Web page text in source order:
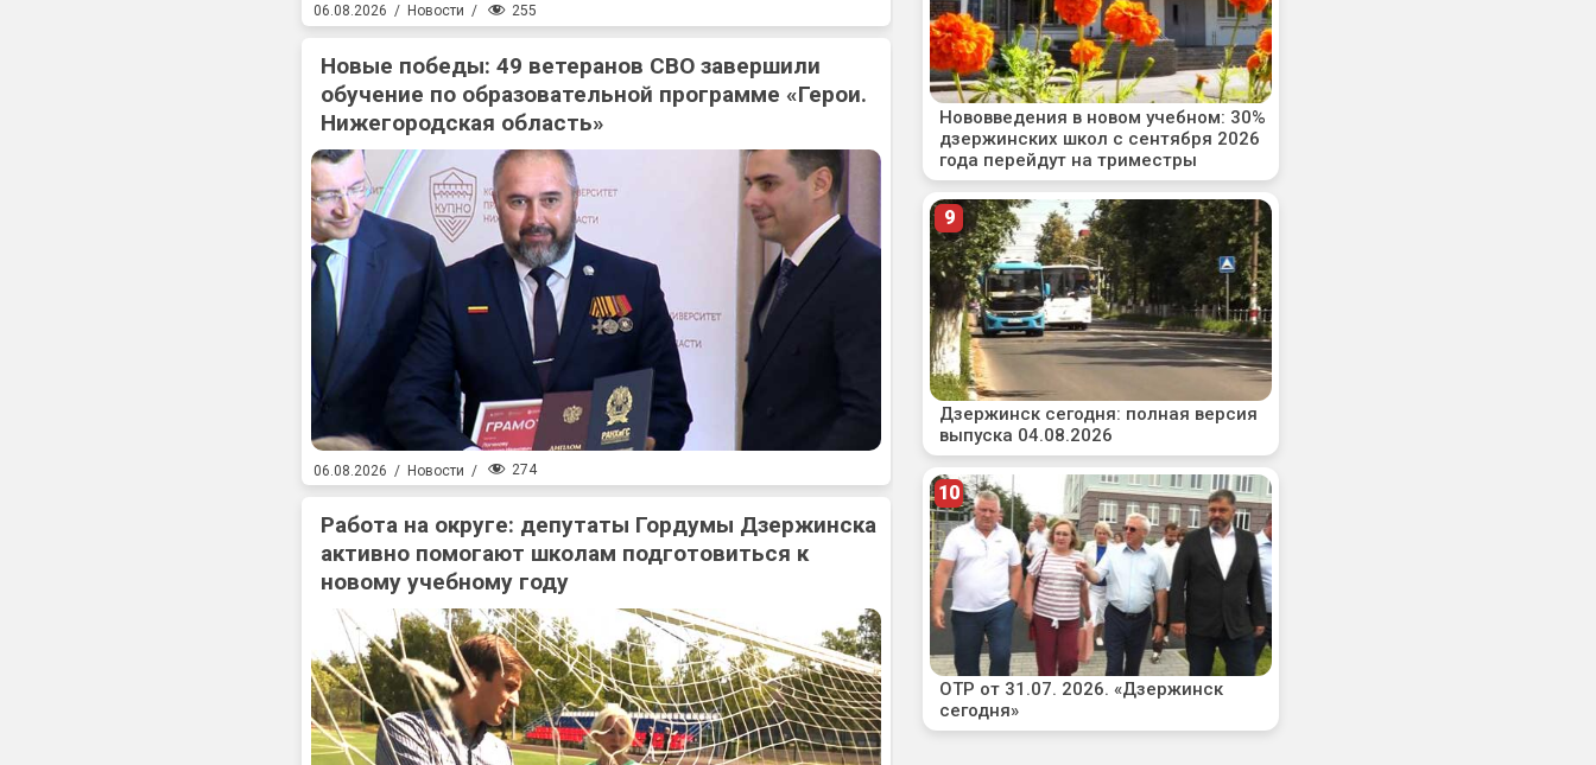
06.08.2026 / Новости / 255
Новые победы: 49 ветеранов СВО завершили
обучение по образовательной программе «Герои.
Нижегородская область»
06.08.2026 / Новости / 274
Работа на округе: депутаты Гордумы Дзержинска
активно помогают школам подготовиться к
новому учебному году